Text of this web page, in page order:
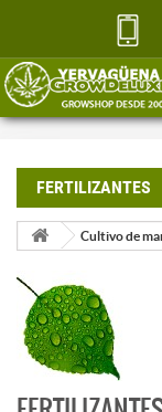
FERTILIZANTES
Cultivo de